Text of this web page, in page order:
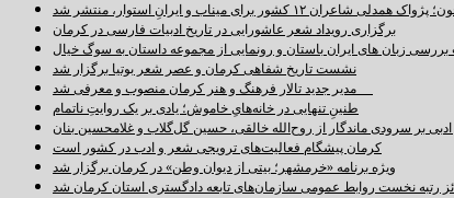
شاعران ۱۲ کشور برای میناب و ایرانِ استوار، منتشر شد
برگزاری رویداد شعر عاشورایی در تاریخ ادبیات فارسی در کرمان
زبان های ایران باستان و رونمایی از مجموعه داستان به سوگ خیال
نشست تاریخ شفاهی کرمان و عصر شعر بوتیا برگزار شد
طنینِ تنهایی در خانه‌هایِ خاموش؛ یادی بر یک روایتِ ناتمام
بر سرودی ماندگار از روح‌الله خالقی، حسین گل‌گلاب و غلامحسین بنان
کرمان پیشگام فعالیت‌های ترویجی شعر و ادب در کشور است
ویژه برنامه «خرمشهر؛ بیتی از دیوان وطن» در کرمان برگزار شد
رتبه نخست روابط عمومی سازمان‌های تابعه دادگستری استان کرمان شد